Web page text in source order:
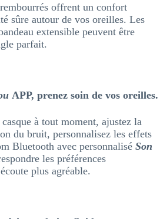
offrent un confort
sûre autour de vos oreilles. Les
extensible peuvent être
parfait.
APP, prenez soin de vos oreilles.
à tout moment, ajustez la
du bruit, personnalisez les effets
Bluetooth avec personnalisé Son
les préférences
plus agréable.